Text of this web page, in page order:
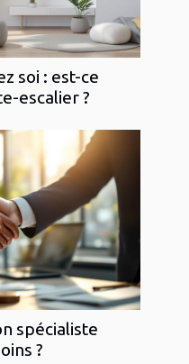
soi : est-ce
escalier ?
spécialiste
?